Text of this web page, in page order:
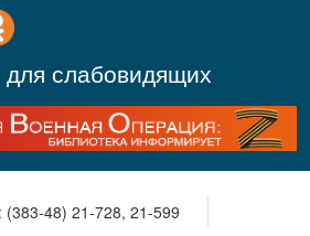
слабовидящих
(383-48) 21-728, 21-599